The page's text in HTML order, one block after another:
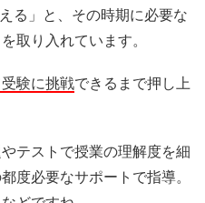
」と、その時期に必要な
取り入れています。
験に挑戦できるまで押し上
テストで授業の理解度を細
度必要なサポートで指導。